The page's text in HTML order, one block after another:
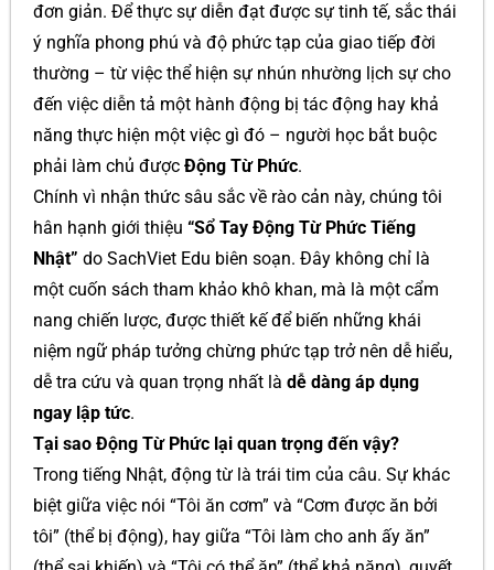
đơn giản. Để thực sự diễn đạt được sự tinh tế, sắc thái
ý nghĩa phong phú và độ phức tạp của giao tiếp đời
thường – từ việc thể hiện sự nhún nhường lịch sự cho
đến việc diễn tả một hành động bị tác động hay khả
năng thực hiện một việc gì đó – người học bắt buộc
phải làm chủ được Động Từ Phức.
Chính vì nhận thức sâu sắc về rào cản này, chúng tôi
hân hạnh giới thiệu “Sổ Tay Động Từ Phức Tiếng
Nhật” do SachViet Edu biên soạn. Đây không chỉ là
một cuốn sách tham khảo khô khan, mà là một cẩm
nang chiến lược, được thiết kế để biến những khái
niệm ngữ pháp tưởng chừng phức tạp trở nên dễ hiểu,
dễ tra cứu và quan trọng nhất là dễ dàng áp dụng
ngay lập tức.
Tại sao Động Từ Phức lại quan trọng đến vậy?
Trong tiếng Nhật, động từ là trái tim của câu. Sự khác
biệt giữa việc nói “Tôi ăn cơm” và “Cơm được ăn bởi
tôi” (thể bị động), hay giữa “Tôi làm cho anh ấy ăn”